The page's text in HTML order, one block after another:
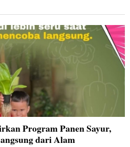
Program Panen Sayur,
dari Alam